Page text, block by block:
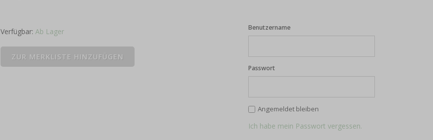
Verfügbar:Ab Lager Benutzername
Passwort
Angemeldet bleiben
Ich habe mein Passwort vergessen.